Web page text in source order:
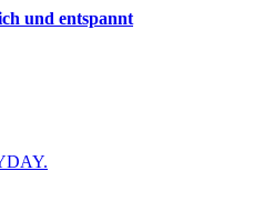
und entspannt